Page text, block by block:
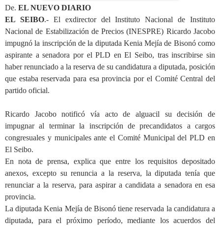
De. EL NUEVO DIARIO
EL SEIBO.- El exdirector del Instituto Nacional de Instituto
Nacional de Estabilización de Precios (INESPRE) Ricardo Jacobo
impugnó la inscripción de la diputada Kenia Mejía de Bisonó como
aspirante a senadora por el PLD en El Seibo, tras inscribirse sin
haber renunciado a la reserva de su candidatura a diputada, posición
que estaba reservada para esa provincia por el Comité Central del
partido oficial.
Ricardo Jacobo notificó vía acto de alguacil su decisión de
impugnar al terminar la inscripción de precandidatos a cargos
congresuales y municipales ante el Comité Municipal del PLD en
El Seibo.
En nota de prensa, explica que entre los requisitos depositado
anexos, excepto su renuncia a la reserva, la diputada tenía que
renunciar a la reserva, para aspirar a candidata a senadora en esa
provincia.
La diputada Kenia Mejía de Bisonó tiene reservada la candidatura a
diputada, para el próximo período, mediante los acuerdos del